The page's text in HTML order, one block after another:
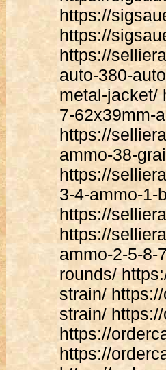
https://
https://
https://
auto-380-
metal-jacket/
7-62x39mm-
https://
ammo-38-
https://
3-4-ammo-1-
https://
https://
ammo-2-5-8-
rounds/
strain/
strain/
https://
https://